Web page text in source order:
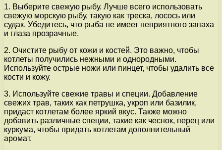
1. Выберите свежую рыбу. Лучше всего использовать
свежую морскую рыбу, такую как треска, лосось или
судак. Убедитесь, что рыба не имеет неприятного запаха
и глаза прозрачные.
2. Очистите рыбу от кожи и костей. Это важно, чтобы
котлеты получились нежными и однородными.
Используйте острые ножи или пинцет, чтобы удалить все
кости и кожу.
3. Используйте свежие травы и специи. Добавление
свежих трав, таких как петрушка, укроп или базилик,
придаст котлетам более яркий вкус. Также можно
добавить различные специи, такие как чеснок, перец или
куркума, чтобы придать котлетам дополнительный
аромат.